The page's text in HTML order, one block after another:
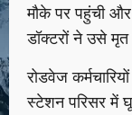
मौके पर पहुंची
डॉक्टरों ने उसे मृत
रोडवेज
स्टेशन परिसर में